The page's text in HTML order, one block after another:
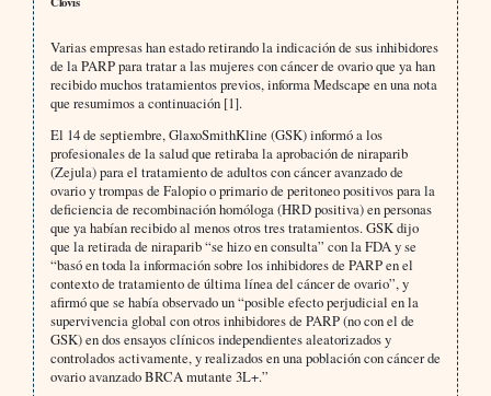
Varias empresas han estado retirando la indicación de sus inhibidores
de la PARP para tratar a las mujeres con cáncer de ovario que ya han
recibido muchos tratamientos previos, informa Medscape en una nota
que resumimos a continuación [1].
El 14 de septiembre, GlaxoSmithKline (GSK) informó a los
profesionales de la salud que retiraba la aprobación de niraparib
(Zejula) para el tratamiento de adultos con cáncer avanzado de
ovario y trompas de Falopio o primario de peritoneo positivos para la
deficiencia de recombinación homóloga (HRD positiva) en personas
que ya habían recibido al menos otros tres tratamientos. GSK dijo
que la retirada de niraparib “se hizo en consulta” con la FDA y se
“basó en toda la información sobre los inhibidores de PARP en el
contexto de tratamiento de última línea del cáncer de ovario”, y
afirmó que se había observado un “posible efecto perjudicial en la
supervivencia global con otros inhibidores de PARP (no con el de
GSK) en dos ensayos clínicos independientes aleatorizados y
controlados activamente, y realizados en una población con cáncer de
ovario avanzado BRCA mutante 3L+.”